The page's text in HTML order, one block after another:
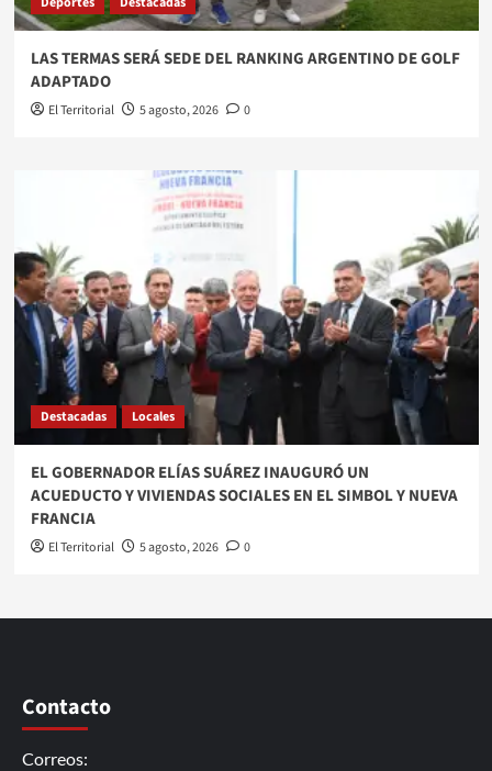
LAS TERMAS SERÁ SEDE DEL RANKING ARGENTINO DE GOLF
ADAPTADO
El Territorial 5 agosto, 2026 0
Destacadas Locales
EL GOBERNADOR ELÍAS SUÁREZ INAUGURÓ UN
ACUEDUCTO Y VIVIENDAS SOCIALES EN EL SIMBOL Y NUEVA
FRANCIA
El Territorial 5 agosto, 2026 0
Contacto
Correos: